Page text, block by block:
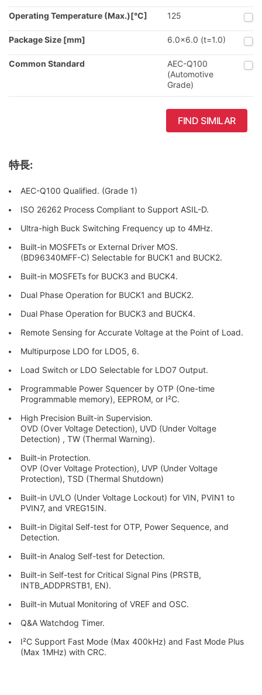
Operating Temperature (Max.)[°C] 125
Package Size [mm] 6.0x6.0 (t=1.0)
Common Standard
AEC-Q100
(Automotive
Grade)
FIND SIMILAR
特長:
AEC-Q100 Qualified. (Grade 1)
ISO 26262 Process Compliant to Support ASIL-D.
Ultra-high Buck Switching Frequency up to 4MHz.
Built-in MOSFETs or External Driver MOS.
(BD96340MFF-C) Selectable for BUCK1 and BUCK2.
Built-in MOSFETs for BUCK3 and BUCK4.
Dual Phase Operation for BUCK1 and BUCK2.
Dual Phase Operation for BUCK3 and BUCK4.
Remote Sensing for Accurate Voltage at the Point of Load.
Multipurpose LDO for LDO5, 6.
Load Switch or LDO Selectable for LDO7 Output.
Programmable Power Squencer by OTP (One-time
Programmable memory), EEPROM, or I²C.
High Precision Built-in Supervision.
OVD (Over Voltage Detection), UVD (Under Voltage
Detection) , TW (Thermal Warning).
Built-in Protection.
OVP (Over Voltage Protection), UVP (Under Voltage
Protection), TSD (Thermal Shutdown)
Built-in UVLO (Under Voltage Lockout) for VIN, PVIN1 to
PVIN7, and VREG15IN.
Built-in Digital Self-test for OTP, Power Sequence, and
Detection.
Built-in Analog Self-test for Detection.
Built-in Self-test for Critical Signal Pins (PRSTB,
INTB_ADDPRSTB1, EN).
Built-in Mutual Monitoring of VREF and OSC.
Q&A Watchdog Timer.
I²C Support Fast Mode (Max 400kHz) and Fast Mode Plus
(Max 1MHz) with CRC.